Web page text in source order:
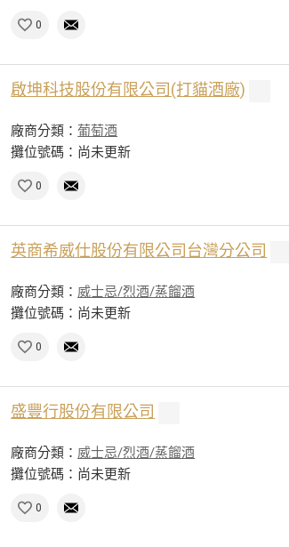
0
啟坤科技股份有限公司(打貓酒廠)
廠商分類：葡萄酒
攤位號碼：尚未更新
0
英商希威仕股份有限公司台灣分公司
廠商分類： 威士忌/烈酒/蒸餾酒
攤位號碼：尚未更新
0
盛豐行股份有限公司
廠商分類： 威士忌/烈酒/蒸餾酒
攤位號碼：尚未更新
0